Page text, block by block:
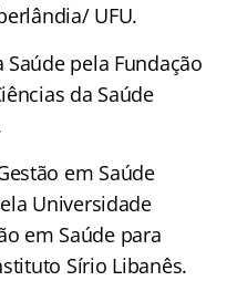
UFU.
pela Fundação
da Saúde
em Saúde
Universidade
em Saúde para
Sírio Libanês.